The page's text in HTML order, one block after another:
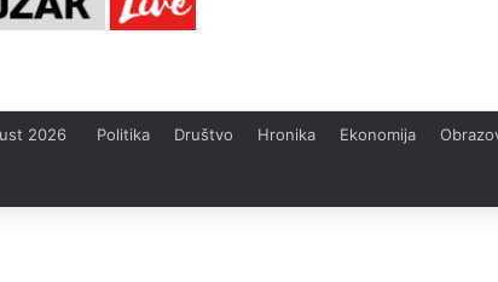
2026 Politika Društvo Hronika Ekonomija